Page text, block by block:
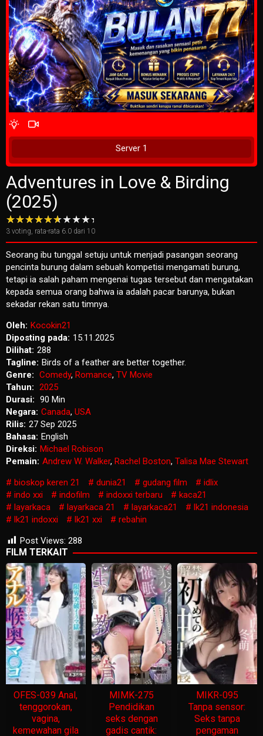
Tunggu 2 Detik
4 Wait Time
Server 1
Adventures in Love & Birding
(2025)
3 voting, rata-rata 6.0 dari 10
Seorang ibu tunggal setuju untuk menjadi pasangan seorang
pencinta burung dalam sebuah kompetisi mengamati burung,
tetapi ia salah paham mengenai tugas tersebut dan mengatakan
kepada semua orang bahwa ia adalah pacar barunya, bukan
sekadar rekan satu timnya.
Oleh: Kocokin21
Diposting pada: 15.11.2025
Dilihat: 288
Tagline: Birds of a feather are better together.
Genre: Comedy, Romance, TV Movie
Tahun: 2025
Durasi: 90 Min
Negara: Canada, USA
Rilis: 27 Sep 2025
Bahasa: English
Direksi: Michael Robison
Pemain: Andrew W. Walker, Rachel Boston, Talisa Mae Stewart
bioskop keren 21
dunia21 gudang film
idlix
indo xxi
indofilm indoxxi terbaru
kaca21
layarkaca
layarkaca 21 layarkaca21
lk21 indonesia
lk21 indoxxi
lk21 xxi
rebahin
Post Views: 288
FILM TERKAIT
OFES-039 Anal,
tenggorokan,
vagina,
kemewahan gila
MIMK-275
Pendidikan
seks dengan
gadis cantik:
MIKR-095
Tanpa sensor:
Seks tanpa
pengaman